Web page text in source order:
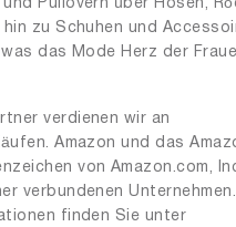
Pullovern über Hosen,
zu Schuhen und
das Mode Herz der
verdienen wir an
Amazon und das
von Amazon.com,
verbundenen Unternehmen.
finden Sie unter